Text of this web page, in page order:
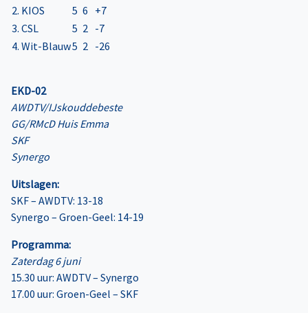
2. KIOS
5 6 +7
3. CSL
5 2 -7
4. Wit-Blauw5 2 -26
EKD-02
AWDTV/IJskouddebeste
GG/RMcD Huis Emma
SKF
Synergo
Uitslagen:
SKF – AWDTV: 13-18
Synergo – Groen-Geel: 14-19
Programma:
Zaterdag 6 juni
15.30 uur: AWDTV – Synergo
17.00 uur: Groen-Geel – SKF